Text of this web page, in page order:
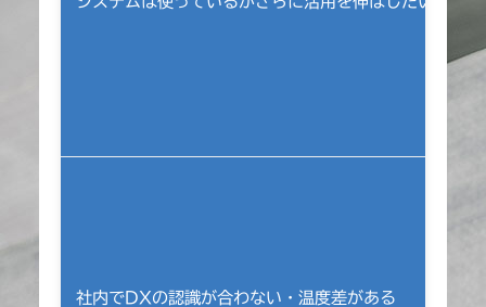
社内でDXの認識が合わない・温度差がある